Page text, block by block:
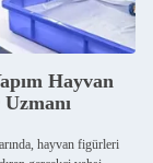
Hayvan
hayvan figürleri